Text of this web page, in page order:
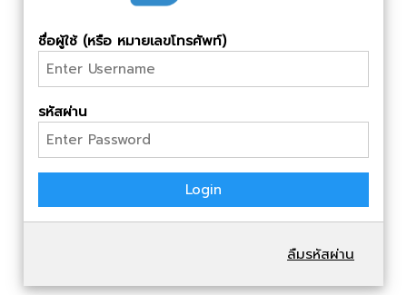
ชื่อผู้ใช้ (หรือ หมายเลขโทรศัพท์)
รหัสผ่าน
Login
ลืมรหัสผ่าน